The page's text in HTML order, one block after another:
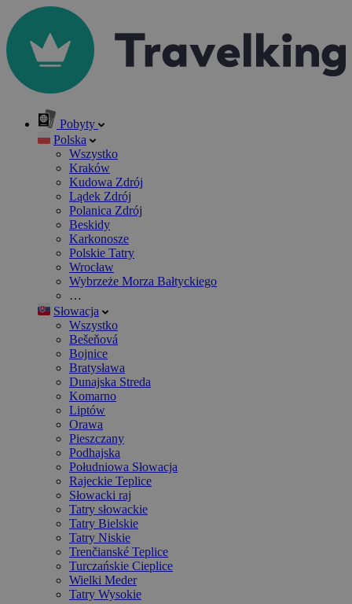
Pobyty
Polska
Wszystko
Kraków
Kudowa Zdrój
Lądek Zdrój
Polanica Zdrój
Beskidy
Karkonosze
Polskie Tatry
Wrocław
Wybrzeże Morza Bałtyckiego
…
Słowacja
Wszystko
Bešeňová
Bojnice
Bratysława
Dunajska Streda
Komarno
Liptów
Orawa
Pieszczany
Podhajska
Południowa Słowacja
Rajeckie Teplice
Słowacki raj
Tatry słowackie
Tatry Bielskie
Tatry Niskie
Trenčianské Teplice
Turczańskie Cieplice
Wielki Meder
Tatry Wysokie